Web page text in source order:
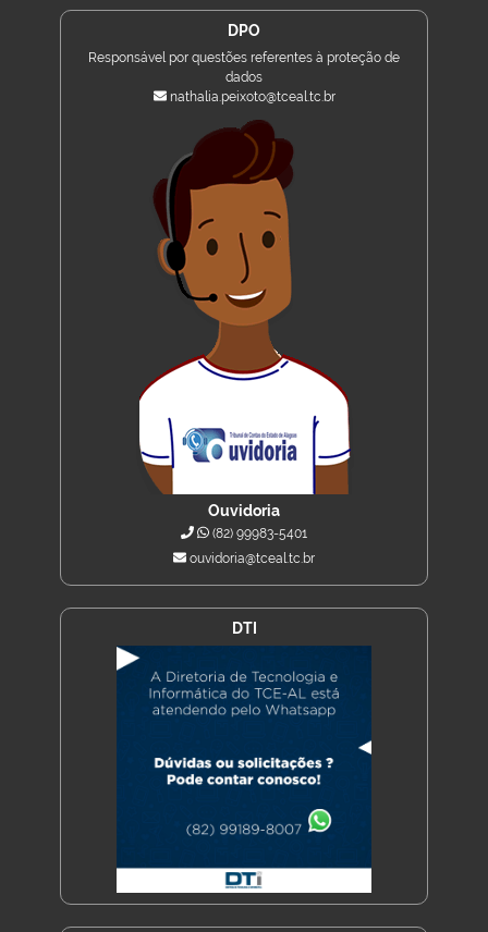
DPO
Responsável por questões referentes à proteção de
dados
nathalia.peixoto@tceal.tc.br
Ouvidoria
(82) 99983-5401
ouvidoria@tceal.tc.br
DTI